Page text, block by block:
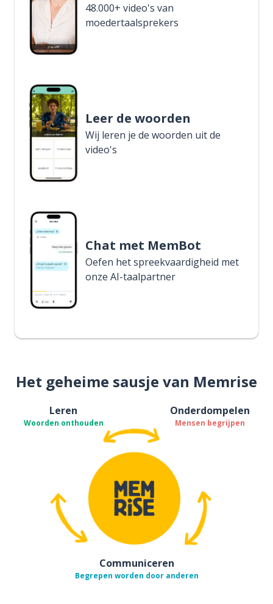
48.000+ video's van
moedertaalsprekers
Leer de woorden
Wij leren je de woorden uit de
video's
Chat met MemBot
Oefen het spreekvaardigheid met
onze AI-taalpartner
Het geheime sausje van Memrise
Leren
Woorden onthouden
Onderdompelen
Mensen begrijpen
Communiceren
Begrepen worden door anderen